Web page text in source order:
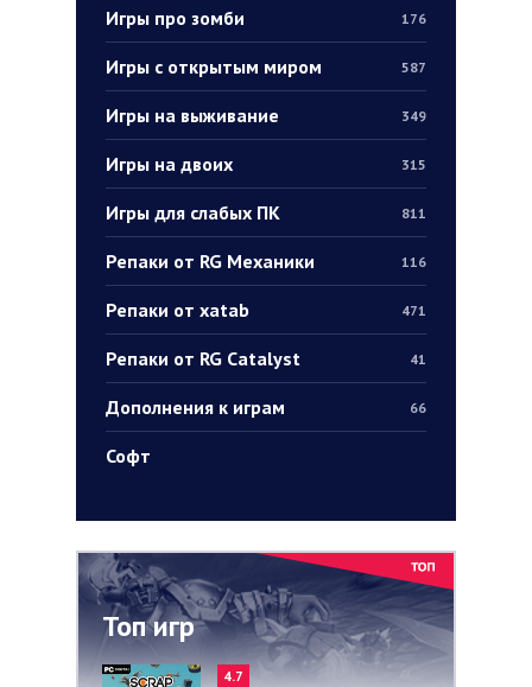
Игры про зомби 176
Игры с открытым миром 587
Игры на выживание 349
Игры на двоих 315
Игры для слабых ПК 811
Репаки от RG Механики 116
Репаки от xatab 471
Репаки от RG Catalyst 41
Дополнения к играм 66
Софт
Топ игр
4.7